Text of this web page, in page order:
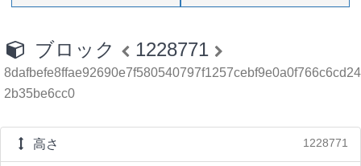
ブロック 1228771
8dafbefe8ffae92690e7f580540797f1257cebf9e0a0f766c6cd24
2b35be6cc0
高さ 1228771